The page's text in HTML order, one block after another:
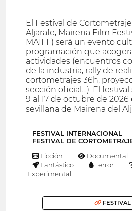
El Festival de
Aljarafe, Mairena Film
MAIFF) será un evento
programación que
actividades (encuentros
de la industria, rally de
cortometrajes 36h,
sección oficial…). El festival
9 al 17 de octubre de 2026
sevillana de Mairena del
FESTIVAL INTERNACIONAL
FESTIVAL DE
Ficción Documental
Fantástico
Terror
Experimental
FESTIVAL